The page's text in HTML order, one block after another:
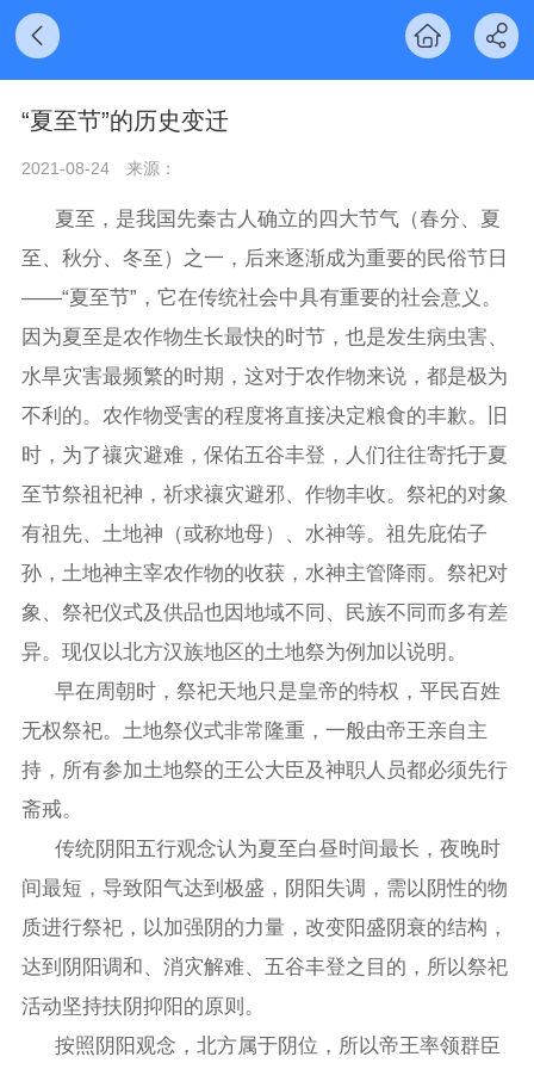
“夏至节”的历史变迁
2021-08-24 来源：
夏至，是我国先秦古人确立的四大节气（春分、夏
至、秋分、冬至）之一，后来逐渐成为重要的民俗节日
——“夏至节”，它在传统社会中具有重要的社会意义。
因为夏至是农作物生长最快的时节，也是发生病虫害、
水旱灾害最频繁的时期，这对于农作物来说，都是极为
不利的。农作物受害的程度将直接决定粮食的丰歉。旧
时，为了禳灾避难，保佑五谷丰登，人们往往寄托于夏
至节祭祖祀神，祈求禳灾避邪、作物丰收。祭祀的对象
有祖先、土地神（或称地母）、水神等。祖先庇佑子
孙，土地神主宰农作物的收获，水神主管降雨。祭祀对
象、祭祀仪式及供品也因地域不同、民族不同而多有差
异。现仅以北方汉族地区的土地祭为例加以说明。
早在周朝时，祭祀天地只是皇帝的特权，平民百姓
无权祭祀。土地祭仪式非常隆重，一般由帝王亲自主
持，所有参加土地祭的王公大臣及神职人员都必须先行
斋戒。
传统阴阳五行观念认为夏至白昼时间最长，夜晚时
间最短，导致阳气达到极盛，阴阳失调，需以阴性的物
质进行祭祀，以加强阴的力量，改变阳盛阴衰的结构，
达到阴阳调和、消灾解难、五谷丰登之目的，所以祭祀
活动坚持扶阴抑阳的原则。
按照阴阳观念，北方属于阴位，所以帝王率领群臣